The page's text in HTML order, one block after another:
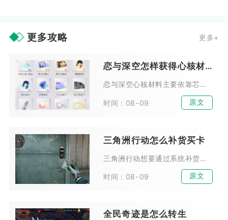
更多攻略 更多+
恋与深空怎样获得心核材料
恋与深空心核材料主要依靠芯核狩猎副本稳定产出，辅以商店兑换、闲置芯核分解、限时活动奖励、深空试炼额外掉落五种渠道获取，其中芯核狩猎是长期量产高品质心核的核心途径，其余方式...
时间：08-09 原文
三角洲行动怎么补货买卡
三角洲行动想要通过系统补货低价购入各类房卡与钥匙卡，核心操作是在交易行依托价格波动判断系统投放节点，配合固定时段蹲守与界面优化完成快速抢购，整套流程可稳定把购卡成本压缩至...
时间：08-09 原文
全民奇迹是怎么转生